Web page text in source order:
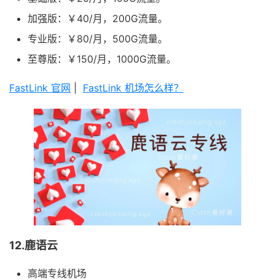
加强版：￥40/月，200G流量。
专业版：￥80/月，500G流量。
至尊版：￥150/月，1000G流量。
FastLink 官网 FastLink 机场怎么样？
12.鹿语云
高端专线机场